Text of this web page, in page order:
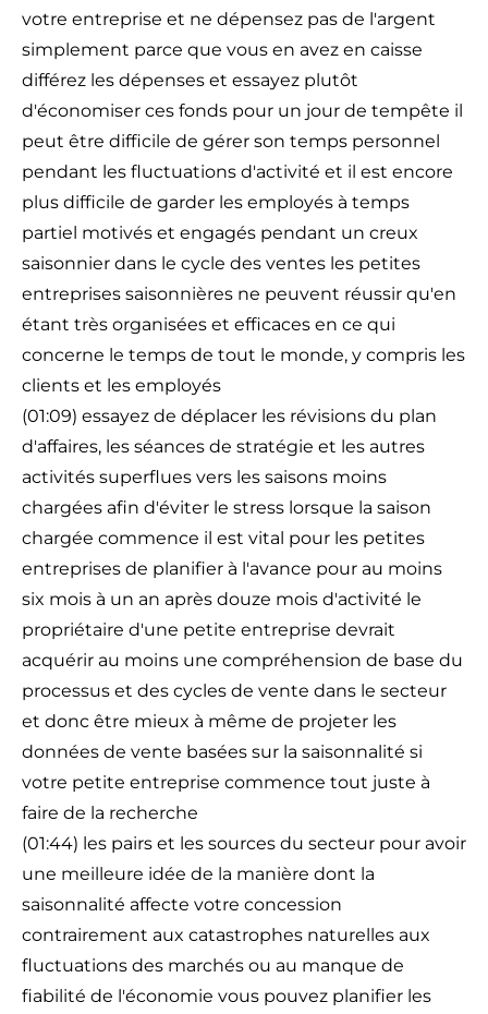
votre entreprise et ne dépensez pas de l'argent
simplement parce que vous en avez en caisse
différez les dépenses et essayez plutôt
d'économiser ces fonds pour un jour de tempête il
peut être difficile de gérer son temps personnel
pendant les fluctuations d'activité et il est encore
plus difficile de garder les employés à temps
partiel motivés et engagés pendant un creux
saisonnier dans le cycle des ventes les petites
entreprises saisonnières ne peuvent réussir qu'en
étant très organisées et efficaces en ce qui
concerne le temps de tout le monde, y compris les
clients et les employés
(01:09) essayez de déplacer les révisions du plan
d'affaires, les séances de stratégie et les autres
activités superflues vers les saisons moins
chargées afin d'éviter le stress lorsque la saison
chargée commence il est vital pour les petites
entreprises de planifier à l'avance pour au moins
six mois à un an après douze mois d'activité le
propriétaire d'une petite entreprise devrait
acquérir au moins une compréhension de base du
processus et des cycles de vente dans le secteur
et donc être mieux à même de projeter les
données de vente basées sur la saisonnalité si
votre petite entreprise commence tout juste à
faire de la recherche
(01:44) les pairs et les sources du secteur pour avoir
une meilleure idée de la manière dont la
saisonnalité affecte votre concession
contrairement aux catastrophes naturelles aux
fluctuations des marchés ou au manque de
fiabilité de l'économie vous pouvez planifier les